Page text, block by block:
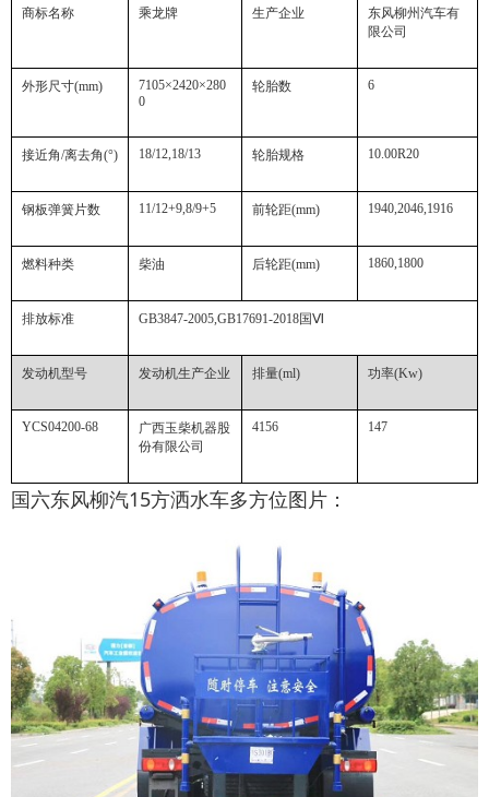
商标名称 乘龙牌 生产企业
东风柳州汽车有
限公司
外形尺寸(mm)
7105×2420×280
0
轮胎数 6
接近角/离去角(°) 18/12,18/13 轮胎规格 10.00R20
钢板弹簧片数 11/12+9,8/9+5 前轮距(mm) 1940,2046,1916
燃料种类 柴油 后轮距(mm) 1860,1800
排放标准 GB3847-2005,GB17691-2018国Ⅵ
发动机型号 发动机生产企业 排量(ml) 功率(Kw)
YCS04200-68
广西玉柴机器股
份有限公司
4156 147
国六东风柳汽15方洒水车多方位图片：